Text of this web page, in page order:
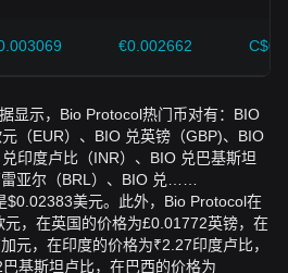
€0.002662
显示，Bio Protocol热门币对有：BIO
（EUR）、BIO 兑英镑（GBP)、BIO
印度卢比（INR）、BIO 兑巴基斯坦
亚尔（BRL）、BIO 兑……
$0.02383美元。此外，Bio Protocol在
，在英国的价格为£0.01772英镑，在
元，在印度的价格为₹2.27印度卢比，
基斯坦卢比，在巴西的价格为